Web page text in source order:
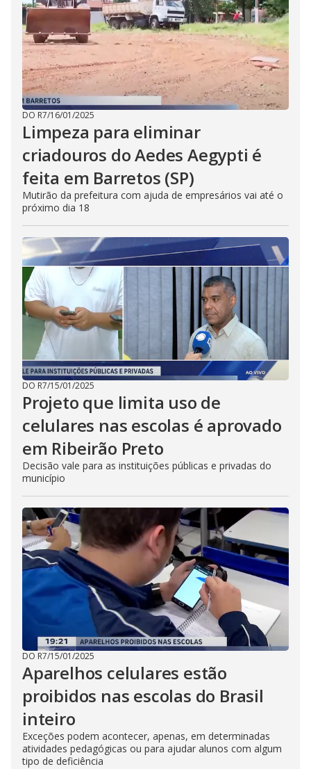
DO R7/16/01/2025
Limpeza para eliminar
criadouros do Aedes Aegypti é
feita em Barretos (SP)
Mutirão da prefeitura com ajuda de empresários vai até o
próximo dia 18
DO R7/15/01/2025
Projeto que limita uso de
celulares nas escolas é aprovado
em Ribeirão Preto
Decisão vale para as instituições públicas e privadas do
município
DO R7/15/01/2025
Aparelhos celulares estão
proibidos nas escolas do Brasil
inteiro
Exceções podem acontecer, apenas, em determinadas
atividades pedagógicas ou para ajudar alunos com algum
tipo de deficiência